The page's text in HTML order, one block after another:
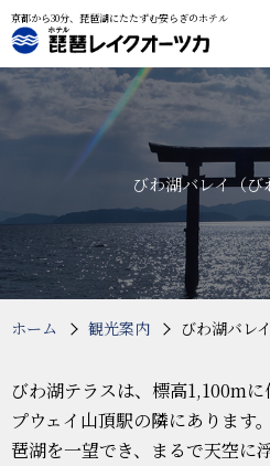
京都から30分、琵琶湖にたたずむ安らぎのホテル
客室
大浴場・貸切風呂
交通案内
プラン
フリーダ
0120-
びわ湖バレイ（び
ホーム 観光案内 びわ湖バレ
びわ湖テラスは、標高1,100m
プウェイ山頂駅の隣にあります
琶湖を一望でき、まるで天空に